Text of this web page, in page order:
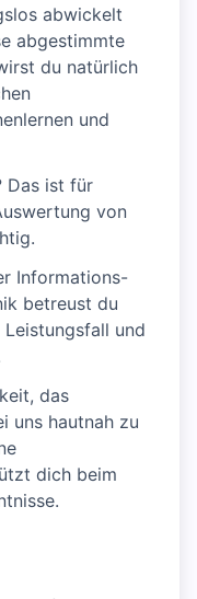
abwickelt
abgestimmte
du natürlich
und
Das ist für
von
Informations-
betreust du
und
das
uns hautnah zu
dich beim